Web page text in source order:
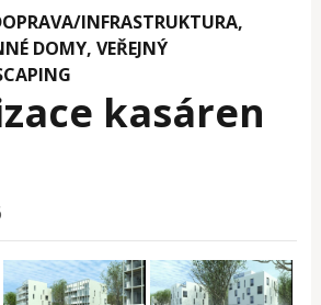
INFRASTRUKTURA,
DOMY,VEŘEJNÝ
kasáren